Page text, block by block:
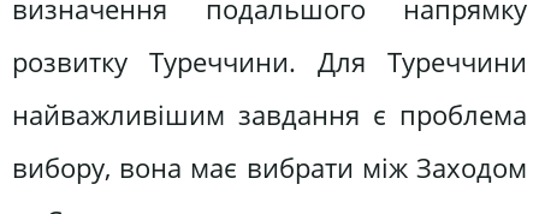
визначення подальшого напрямку
розвитку Туреччини. Для Туреччини
найважливішим завдання є проблема
вибору, вона має вибрати між Заходом